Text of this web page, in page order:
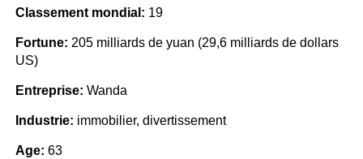
Classement mondial: 19
Fortune: 205 milliards de yuan (29,6 milliards de dollars
US)
Entreprise: Wanda
Industrie: immobilier, divertissement
Age: 63